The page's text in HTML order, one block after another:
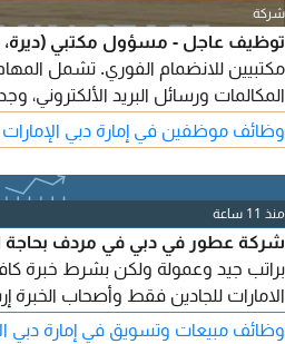
شركة
توظيف عاجل - مسؤول مكتبي
مكتبيين للانضمام الفوري. تشمل
المكالمات ورسائل البريد الألكتروني،
ساعات + ساعة راحة، مع يوم إجازة
وظائف موظفين في إمارة دبي الإمارات
منذ 11 ساعة
شركة عطور في دبي في مردف بحاجة
براتب جيد وعمولة ولكن بشرط خبرة
الامارات للجادين فقط وأصحاب الخبرة
فوري
وظائف مبيعات وتسويق في إمارة دبي